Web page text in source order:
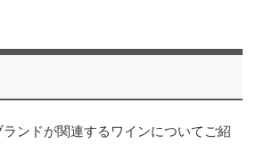
ンドが関連するワインについてご紹